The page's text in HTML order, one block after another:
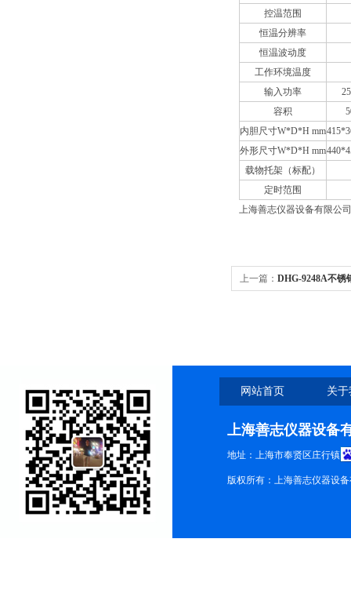
控温范围
恒温分辨率
恒温波动度
工作环境温度
输入功率
容积
内胆尺寸W*D*H mm
外形尺寸W*D*H mm
载物托架（标配）
定时范围
上海善志仪器设备有限公司
上一篇： DHG-9248A不锈
网站首页 关
上海善志仪器设备
地址：上海市奉贤区庄行镇
版权所有：上海善志仪器设